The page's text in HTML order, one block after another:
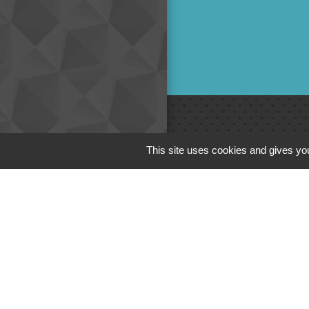
Liens
This site uses cookies and gives